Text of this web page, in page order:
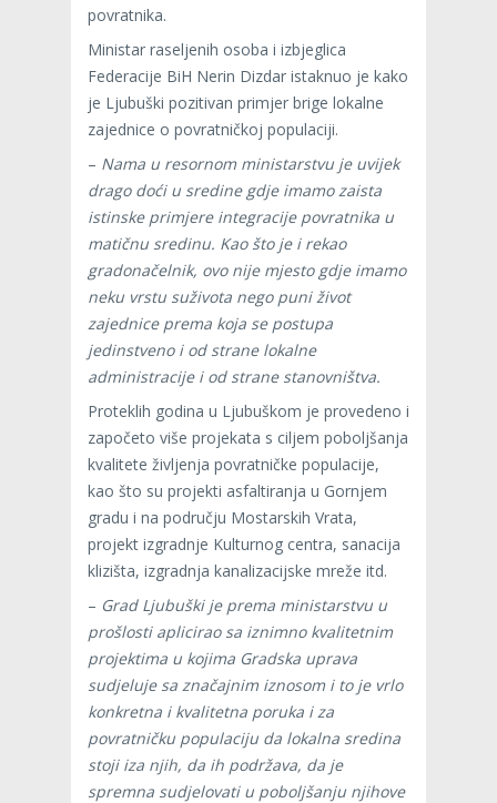
povratnika.
Ministar raseljenih osoba i izbjeglica
Federacije BiH Nerin Dizdar istaknuo je kako
je Ljubuški pozitivan primjer brige lokalne
zajednice o povratničkoj populaciji.
– Nama u resornom ministarstvu je uvijek
drago doći u sredine gdje imamo zaista
istinske primjere integracije povratnika u
matičnu sredinu. Kao što je i rekao
gradonačelnik, ovo nije mjesto gdje imamo
neku vrstu suživota nego puni život
zajednice prema koja se postupa
jedinstveno i od strane lokalne
administracije i od strane stanovništva.
Proteklih godina u Ljubuškom je provedeno i
započeto više projekata s ciljem poboljšanja
kvalitete življenja povratničke populacije,
kao što su projekti asfaltiranja u Gornjem
gradu i na području Mostarskih Vrata,
projekt izgradnje Kulturnog centra, sanacija
klizišta, izgradnja kanalizacijske mreže itd.
– Grad Ljubuški je prema ministarstvu u
prošlosti aplicirao sa iznimno kvalitetnim
projektima u kojima Gradska uprava
sudjeluje sa značajnim iznosom i to je vrlo
konkretna i kvalitetna poruka i za
povratničku populaciju da lokalna sredina
stoji iza njih, da ih podržava, da je
spremna sudjelovati u poboljšanju njihove